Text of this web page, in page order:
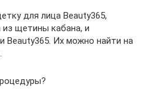
для лица Beauty365,
из щетины кабана, и
Beauty365. Их можно найти на